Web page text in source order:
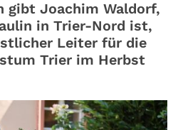
gibt Joachim Waldorf,
in Trier-Nord ist,
Leiter für die
Trier im Herbst